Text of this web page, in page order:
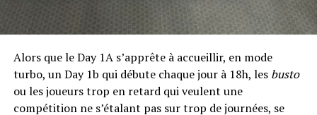
RELATED TOPICS:
WPT National Series Diamond : le Day 2 commence !
DON'T MISS
Bruno Solo atteint les places payées du Gold
Alors que le Day 1A s’apprête à accueillir, en mode
turbo, un Day 1b qui débute chaque jour à 18h, les busto
ou les joueurs trop en retard qui veulent une
compétition ne s’étalant pas sur trop de journées, se